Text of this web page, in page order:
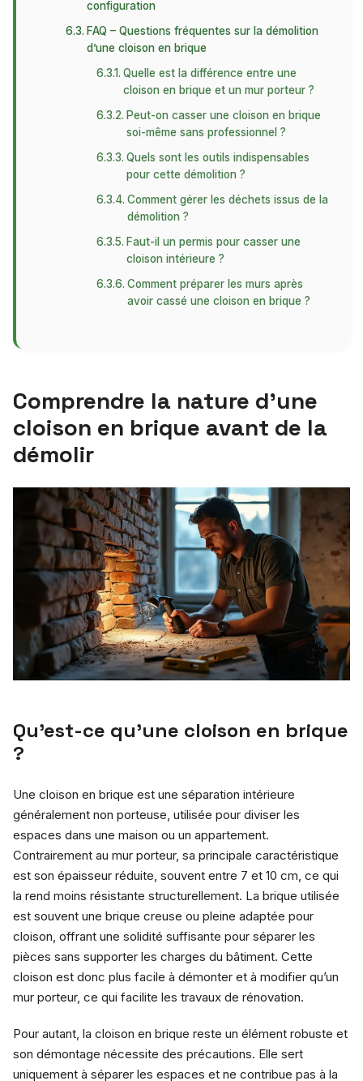
configuration
FAQ – Questions fréquentes sur la démolition
d’une cloison en brique
Quelle est la différence entre une
cloison en brique et un mur porteur ?
Peut-on casser une cloison en brique
soi-même sans professionnel ?
Quels sont les outils indispensables
pour cette démolition ?
Comment gérer les déchets issus de la
démolition ?
Faut-il un permis pour casser une
cloison intérieure ?
Comment préparer les murs après
avoir cassé une cloison en brique ?
Comprendre la nature d’une
cloison en brique avant de la
démolir
Qu’est-ce qu’une cloison en brique
?
Une cloison en brique est une séparation intérieure
généralement non porteuse, utilisée pour diviser les
espaces dans une maison ou un appartement.
Contrairement au mur porteur, sa principale caractéristique
est son épaisseur réduite, souvent entre 7 et 10 cm, ce qui
la rend moins résistante structurellement. La brique utilisée
est souvent une brique creuse ou pleine adaptée pour
cloison, offrant une solidité suffisante pour séparer les
pièces sans supporter les charges du bâtiment. Cette
cloison est donc plus facile à démonter et à modifier qu’un
mur porteur, ce qui facilite les travaux de rénovation.
Pour autant, la cloison en brique reste un élément robuste et
son démontage nécessite des précautions. Elle sert
uniquement à séparer les espaces et ne contribue pas à la